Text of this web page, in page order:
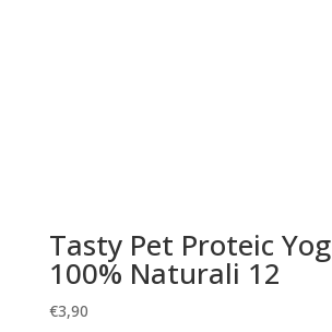
Tasty Pet Proteic
100% Naturali 12
€3,90